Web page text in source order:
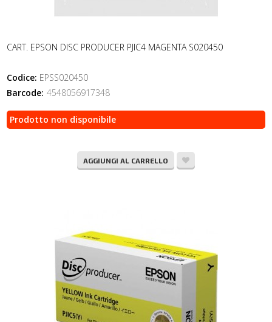
CART. EPSON DISC PRODUCER PJIC4 MAGENTA S020450
Codice: EPSS020450
Barcode: 4548056917348
Prodotto non disponibile
AGGIUNGI AL CARRELLO